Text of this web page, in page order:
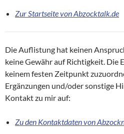
Zur Startseite von Abzocktalk.de
Die Auflistung hat keinen
keine Gewähr auf Richtigkeit. Die
keinem festen Zeitpunkt
Ergänzungen und/oder sonstige
Kontakt zu mir auf:
Zu den Kontaktdaten von